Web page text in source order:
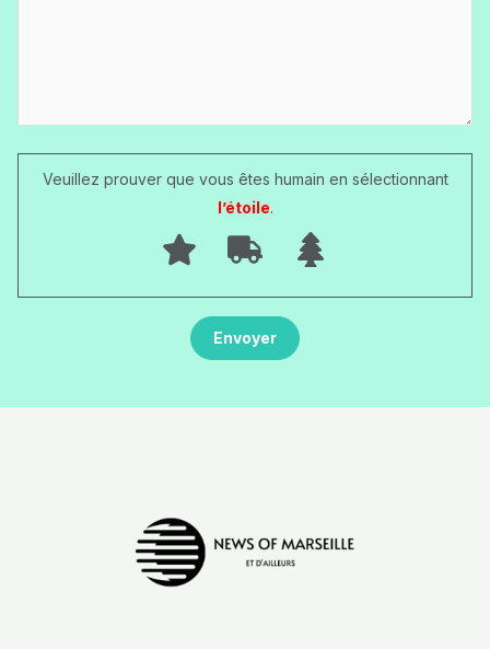
Veuillez prouver que vous êtes humain en sélectionnant
l’étoile.